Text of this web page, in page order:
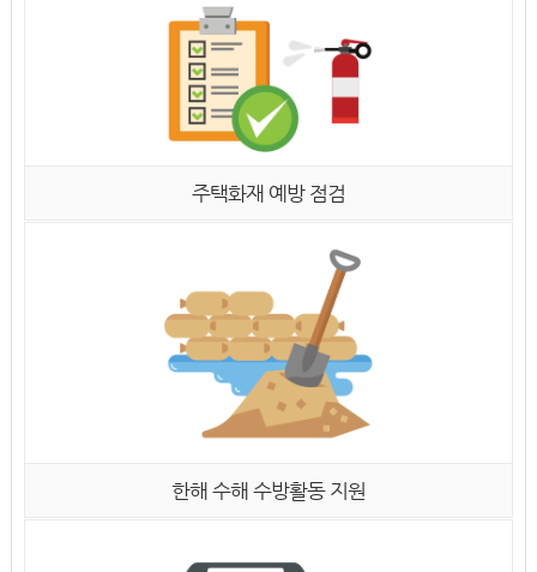
주택화재 예방 점검
한해 수해 수방활동 지원